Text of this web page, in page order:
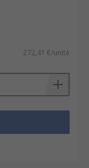
272,41 €/unité